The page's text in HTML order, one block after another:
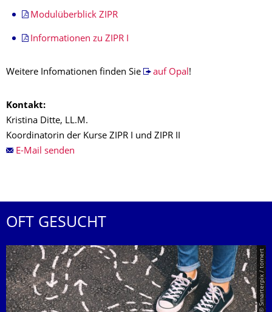
Modulüberblick ZIPR
Informationen zu ZIPR I
Weitere Infomationen finden Sie auf Opal!
Kontakt:
Kristina Ditte, LL.M.
Koordinatorin der Kurse ZIPR I und ZIPR II
E-Mail senden
OFT GESUCHT
© Smarterpix / tomert